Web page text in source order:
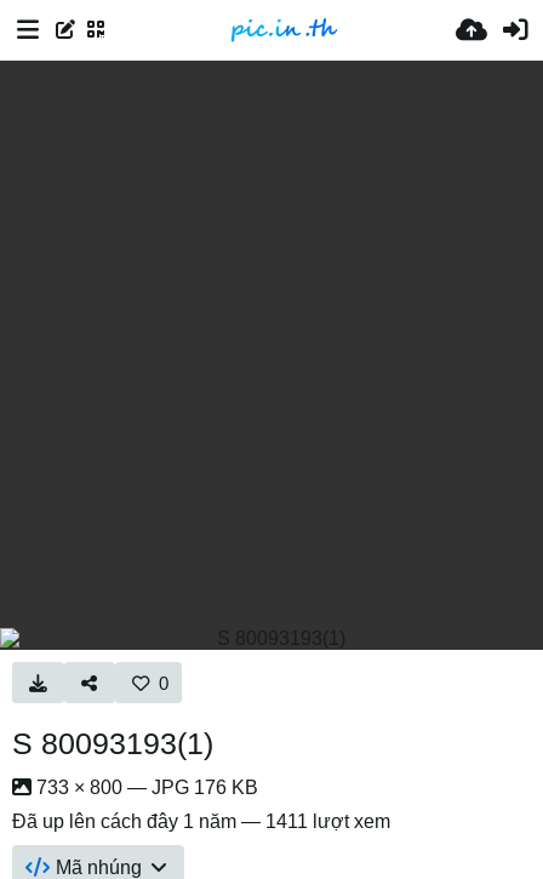
0
S 80093193(1)
733 × 800 — JPG 176 KB
Đã up lên cách đây 1 năm — 1411 lượt xem
Mã nhúng